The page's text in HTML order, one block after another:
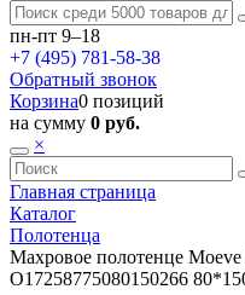
пн-пт 9–18
+7 (495) 781-58-38
Обратный звонок
Корзина0 позиций
на сумму 0 руб.
×
Главная страница
Каталог
Полотенца
Махровое полотенце
О17258775080150266